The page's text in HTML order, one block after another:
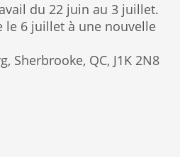
du 22 juin au 3 juillet.
le 6 juillet à une nouvelle
Sherbrooke, QC, J1K 2N8